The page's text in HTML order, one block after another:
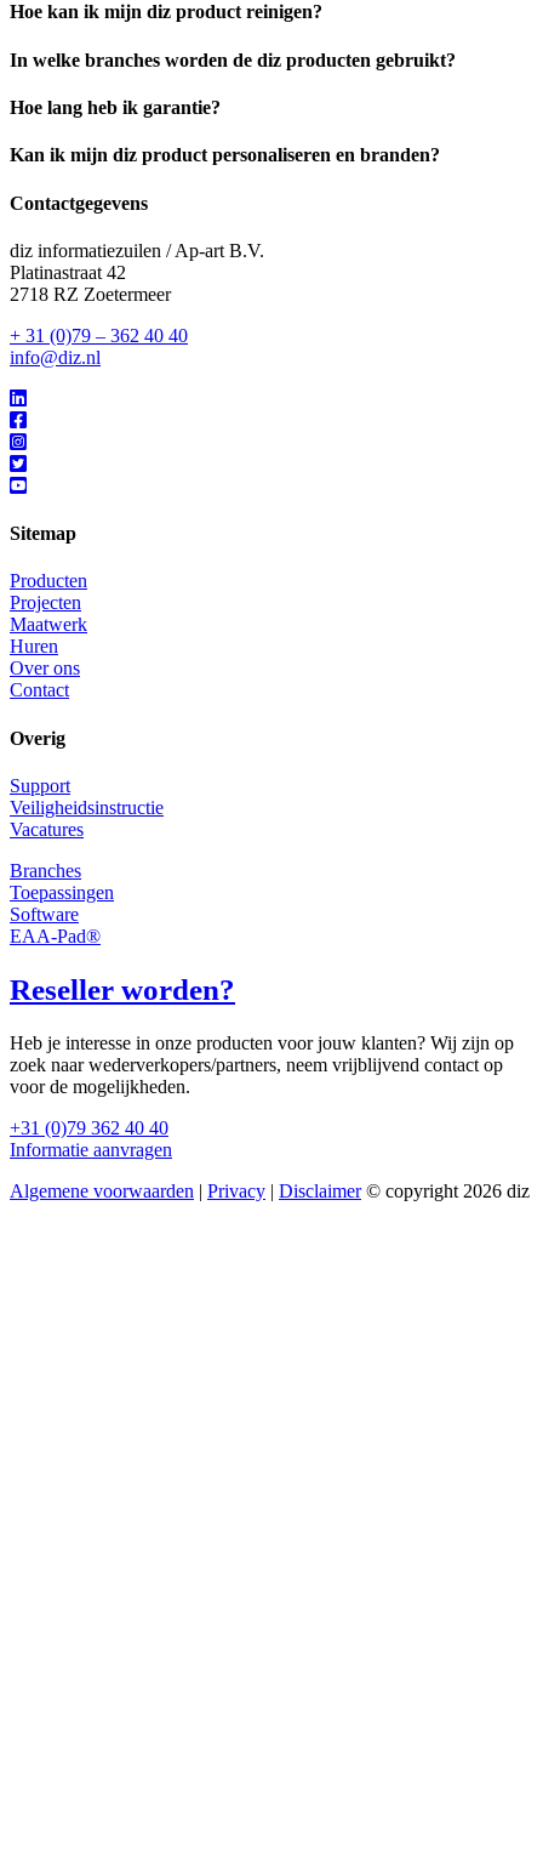
Hoe kan ik mijn diz product reinigen?
In welke branches worden de diz producten gebruikt?
Hoe lang heb ik garantie?
Kan ik mijn diz product personaliseren en branden?
Contactgegevens
diz informatiezuilen / Ap-art B.V.
Platinastraat 42
2718 RZ Zoetermeer
+ 31 (0)79 – 362 40 40
info@diz.nl
Sitemap
Producten
Projecten
Maatwerk
Huren
Over ons
Contact
Overig
Support
Veiligheidsinstructie
Vacatures
Branches
Toepassingen
Software
EAA-Pad®
Reseller worden?
Heb je interesse in onze producten voor jouw klanten? Wij zijn op
zoek naar wederverkopers/partners, neem vrijblijvend contact op
voor de mogelijkheden.
+31 (0)79 362 40 40
Informatie aanvragen
Algemene voorwaarden | Privacy | Disclaimer© copyright 2026 diz